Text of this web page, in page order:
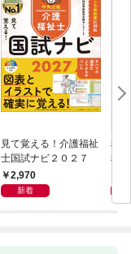
見て覚える！介護福祉
士国試ナビ２０２７
2,970
新着
税
税